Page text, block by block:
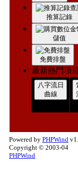
推算記錄
儲值
免費排盤
最新熱門項目
八字流日
曲線
Powered by PHPWind
Copyright © 2003-04
PHPWind